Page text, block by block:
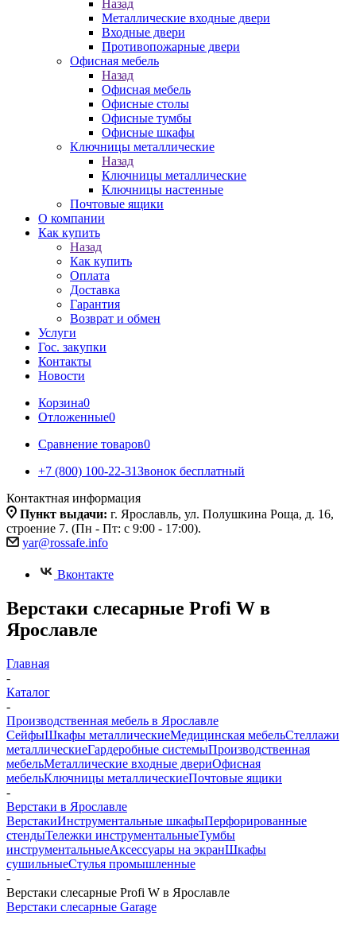
Назад
Металлические входные двери
Входные двери
Противопожарные двери
Офисная мебель
Назад
Офисная мебель
Офисные столы
Офисные тумбы
Офисные шкафы
Ключницы металлические
Назад
Ключницы металлические
Ключницы настенные
Почтовые ящики
О компании
Как купить
Назад
Как купить
Оплата
Доставка
Гарантия
Возврат и обмен
Услуги
Гос. закупки
Контакты
Новости
Корзина0
Отложенные0
Сравнение товаров0
+7 (800) 100-22-31Звонок бесплатный
Контактная информация
Пункт выдачи: г. Ярославль, ул. Полушкина Роща, д. 16,
строение 7. (Пн - Пт: с 9:00 - 17:00).
yar@rossafe.info
Вконтакте
Верстаки слесарные Profi W в
Ярославле
Главная
-
Каталог
-
Производственная мебель в Ярославле
СейфыШкафы металлическиеМедицинская мебельСтеллажи
металлическиеГардеробные системыПроизводственная
мебельМеталлические входные двериОфисная
мебельКлючницы металлическиеПочтовые ящики
-
Верстаки в Ярославле
ВерстакиИнструментальные шкафыПерфорированные
стендыТележки инструментальныеТумбы
инструментальныеАксессуары на экранШкафы
сушильныеСтулья промышленные
-
Верстаки слесарные Profi W в Ярославле
Верстаки слесарные Garage